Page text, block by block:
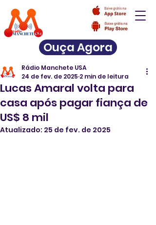
Ouça Agora
Lucas Amaral volta para
casa após pagar fiança de
US$ 8 mil
Rádio Manchete USA
24 de fev. de 2025 2 min de leitura
Atualizado: 25 de fev. de 2025